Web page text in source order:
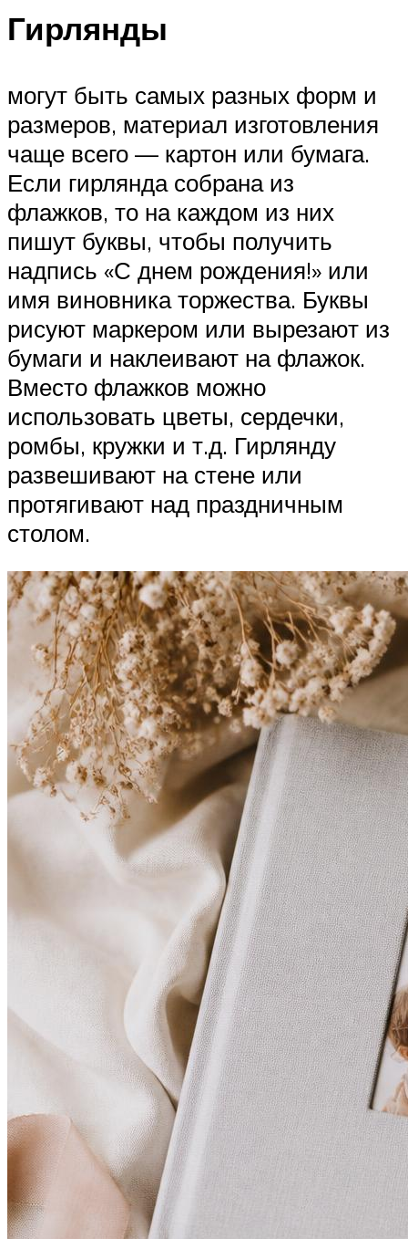
Гирлянды
могут быть самых разных форм и
размеров, материал изготовления
чаще всего — картон или бумага.
Если гирлянда собрана из
флажков, то на каждом из них
пишут буквы, чтобы получить
надпись «С днем рождения!» или
имя виновника торжества. Буквы
рисуют маркером или вырезают из
бумаги и наклеивают на флажок.
Вместо флажков можно
использовать цветы, сердечки,
ромбы, кружки и т.д. Гирлянду
развешивают на стене или
протягивают над праздничным
столом.